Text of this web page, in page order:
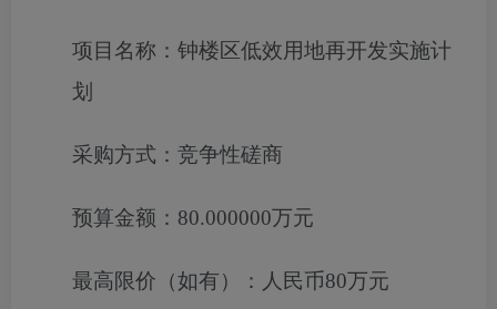
项目名称： 钟楼区低效用地再开发实施计
划
采购方式： 竞争性磋商
预算金额： 80.000000万元
最高限价（如有）： 人民币80万元